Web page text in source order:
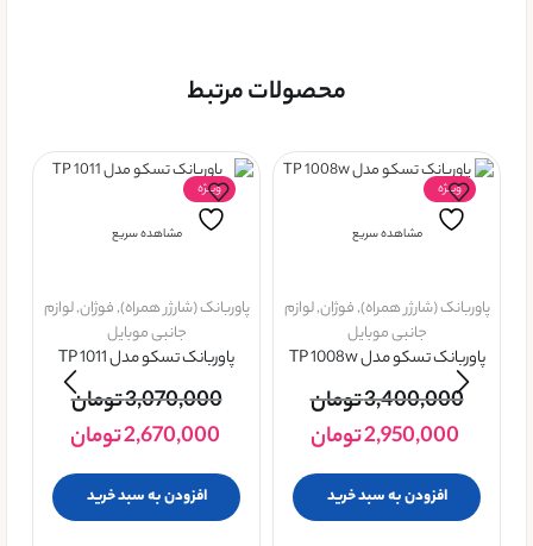
محصولات مرتبط
ویــژه
مشاهده سریع
پاوربانک (شارژر همراه),فوژان,لوازم
جانبی موبایل
پاوربانک تسکو مدل TP 1008w
3,400,000تومان
2,950,000تومان
افزودن به سبد خرید
ویــژه
مشاهده سریع
پاوربانک (شارژر همراه),فوژان,لوازم
جانبی موبایل
پاوربانک تسکو مدل TP 1011
3,070,000تومان
2,670,000تومان
افزودن به سبد خرید